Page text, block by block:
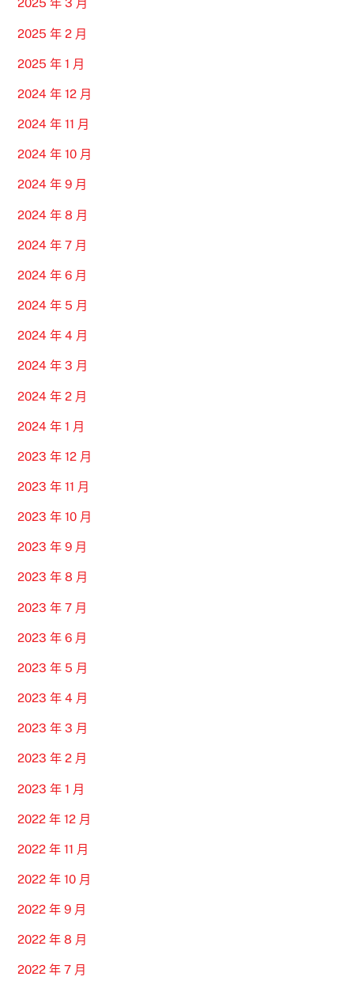
2025 年 3 月
2025 年 2 月
2025 年 1 月
2024 年 12 月
2024 年 11 月
2024 年 10 月
2024 年 9 月
2024 年 8 月
2024 年 7 月
2024 年 6 月
2024 年 5 月
2024 年 4 月
2024 年 3 月
2024 年 2 月
2024 年 1 月
2023 年 12 月
2023 年 11 月
2023 年 10 月
2023 年 9 月
2023 年 8 月
2023 年 7 月
2023 年 6 月
2023 年 5 月
2023 年 4 月
2023 年 3 月
2023 年 2 月
2023 年 1 月
2022 年 12 月
2022 年 11 月
2022 年 10 月
2022 年 9 月
2022 年 8 月
2022 年 7 月